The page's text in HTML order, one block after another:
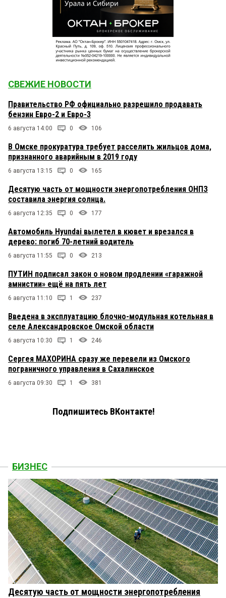
СВЕЖИЕ НОВОСТИ
Правительство РФ официально разрешило продавать
бензин Евро-2 и Евро-3
6 августа 14:00 0 106
В Омске прокуратура требует расселить жильцов дома,
признанного аварийным в 2019 году
6 августа 13:15 0 165
Десятую часть от мощности энергопотребления ОНПЗ
составила энергия солнца.
6 августа 12:35 0 177
Автомобиль Hyundai вылетел в кювет и врезался в
дерево: погиб 70-летний водитель
6 августа 11:55 0 213
ПУТИН подписал закон о новом продлении «гаражной
амнистии» ещё на пять лет
6 августа 11:10 1 237
Введена в эксплуатацию блочно-модульная котельная в
селе Александровское Омской области
6 августа 10:30 1 246
Сергея МАХОРИНА сразу же перевели из Омского
пограничного управления в Сахалинское
6 августа 09:30 1 381
Подпишитесь ВКонтакте!
БИЗНЕС
Десятую часть от мощности энергопотребления